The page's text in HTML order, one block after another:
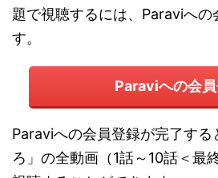
題で視聴するには、Paraviへの
す。
Paraviへの会
Paraviへの会員登録が完了する
ろ」の全動画（1話～10話＜最